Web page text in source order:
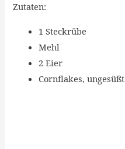
Zutaten:
1 Steckrübe
Mehl
2 Eier
Cornflakes, ungesüßt